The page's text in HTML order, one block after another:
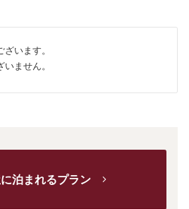
います。
ません。
に泊まれるプラン